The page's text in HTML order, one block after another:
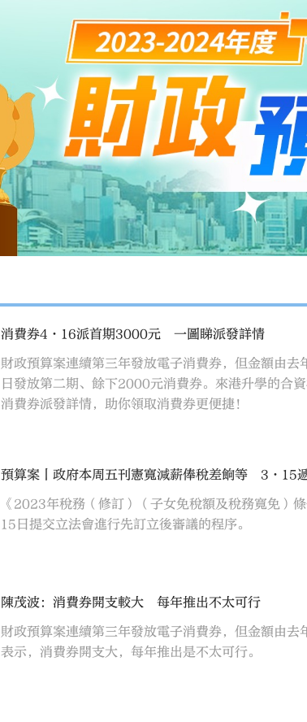
消費券4·16派首期3000元 一圖睇派發詳情
財政預算案連續第三年發放電子消費券，但金額由
日發放第二期、餘下2000元消費券。來港升學的合
消費券派發詳情，助你領取消費券更便捷！
預算案丨政府本周五刊憲寬減薪俸稅差餉等 3·15
《2023年稅務（修訂）（子女免稅額及稅務寬免）
15日提交立法會進行先訂立後審議的程序。
陳茂波：消費券開支較大 每年推出不太可行
財政預算案連續第三年發放電子消費券，但金額由
表示，消費券開支大，每年推出是不太可行。